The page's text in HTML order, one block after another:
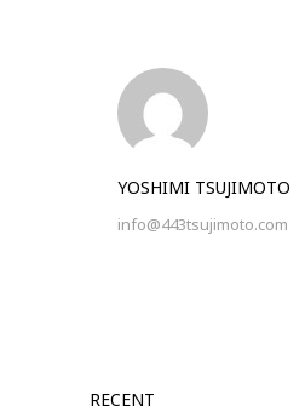
YOSHIMI TSUJIMOTO
info@443tsujimoto.com
RECENT